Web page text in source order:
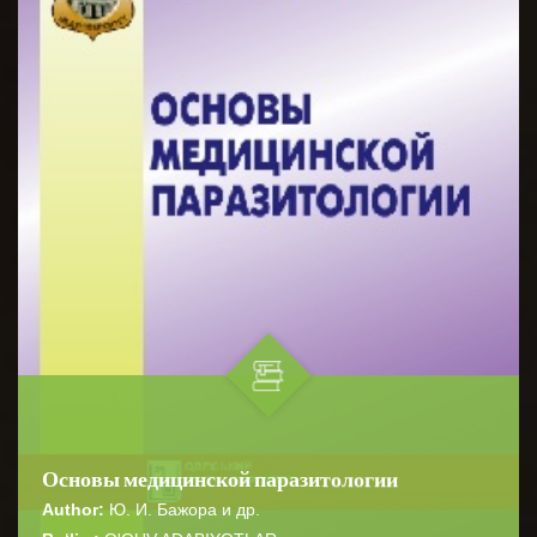
Основы медицинской паразитологии
Author: Ю. И. Бажора и др.